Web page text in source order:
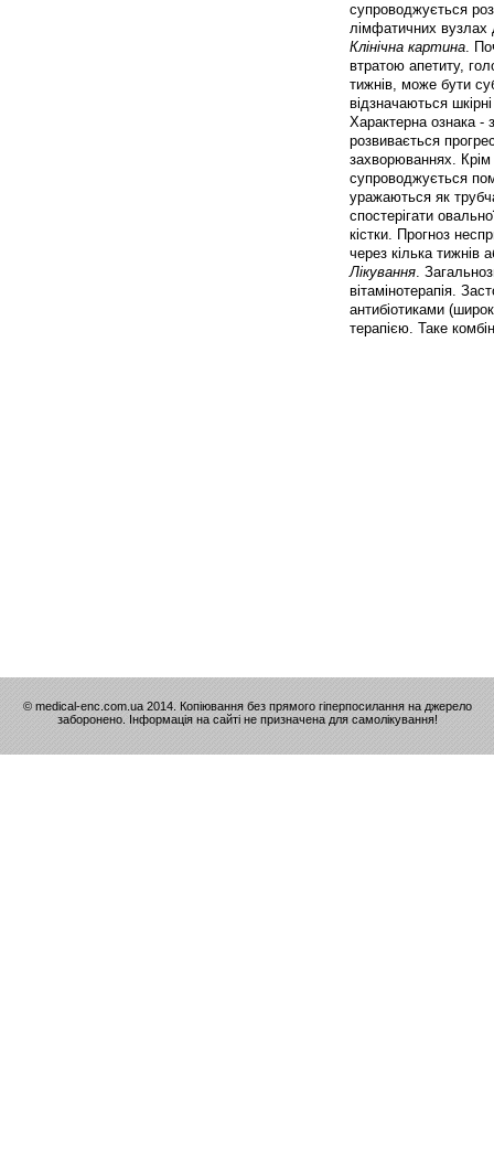
супроводжується
лімфатичних вузлах
Клінічна картина.
втратою апетиту,
тижнів, може бути
відзначаються
Характерна ознака -
розвивається
захворюваннях.
супроводжується
уражаються як
спостерігати
кістки. Прогноз
через кілька тижнів
Лікування.
вітамінотерапія.
антибіотиками
терапією. Таке
© medical-enc.com.ua 2014. Копіювання без прямого гіперпосилання на джерело
заборонено. Інформація на сайті не призначена для самолікування!